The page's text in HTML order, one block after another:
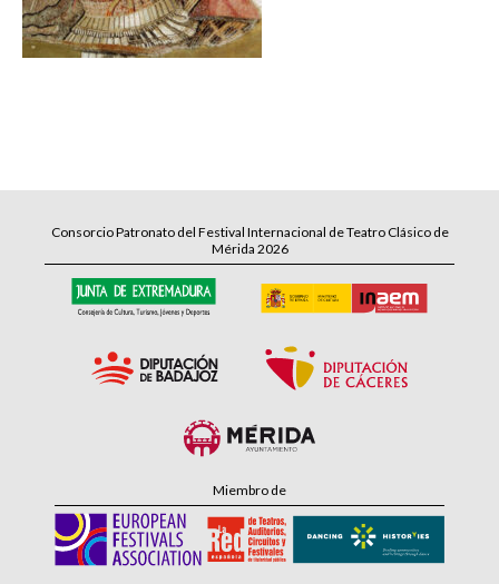
Consorcio Patronato del Festival Internacional de Teatro Clásico de
Mérida 2026
Miembro de